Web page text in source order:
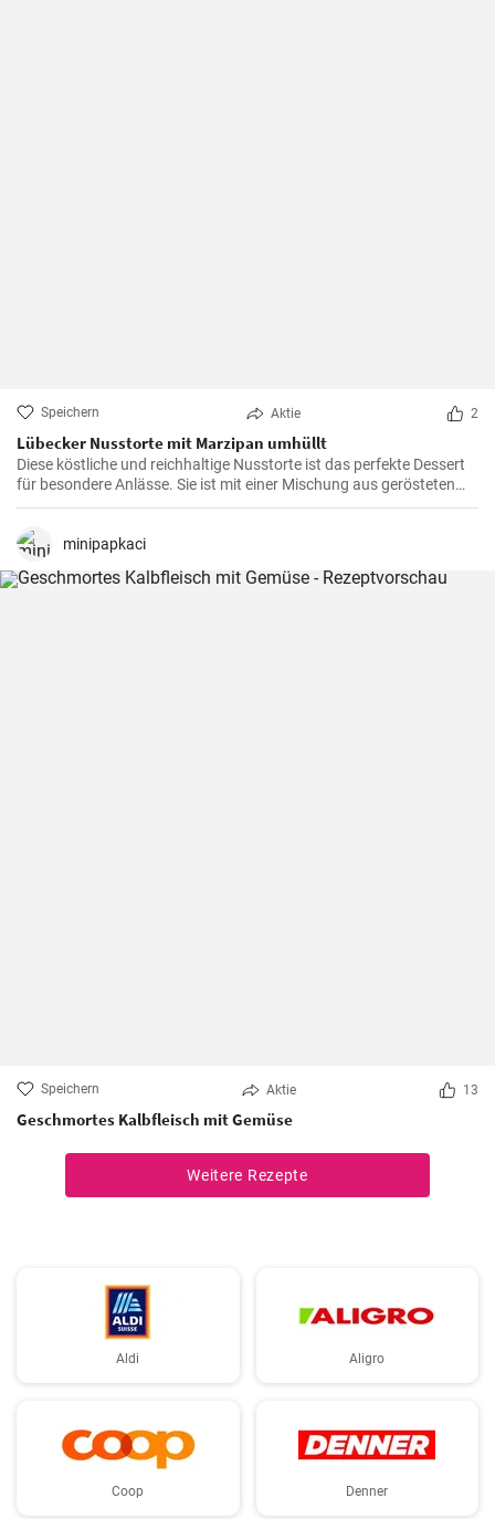
Speichern Aktie 2
Lübecker Nusstorte mit Marzipan umhüllt
Diese köstliche und reichhaltige Nusstorte ist das perfekte Dessert
für besondere Anlässe. Sie ist mit einer Mischung aus gerösteten
Nüssen und einer cremigen Füllung gefüllt, die von einer knackigen
minipapkaci
Speichern Aktie 13
Geschmortes Kalbfleisch mit Gemüse
Weitere Rezepte
Aldi Aligro
Coop Denner